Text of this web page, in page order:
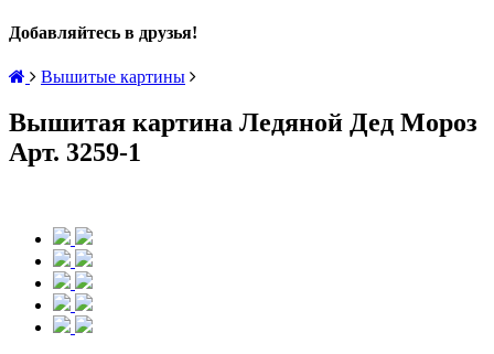
Добавляйтесь в друзья!
Вышитые картины
Вышитая картина Ледяной Дед Мороз
Арт. 3259-1